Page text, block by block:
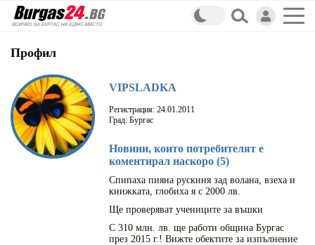
Профил
VIPSLADKA
Регистрация: 24.01.2011
Град: Бургас
Новини, които потребителят е
коментирал наскоро (5)
Спипаха пияна рускиня зад волана, взеха и
книжката, глобиха я с 2000 лв.
Ще проверяват учениците за въшки
С 310 млн. лв. ще работи община Бургас
през 2015 г.! Вижте обектите за изпълнение